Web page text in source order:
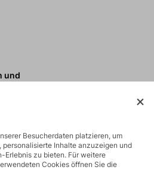
und
Besucherdaten platzieren, um
personalisierte Inhalte anzuzeigen und
Erlebnis zu bieten. Für weitere
Cookies öffnen Sie die